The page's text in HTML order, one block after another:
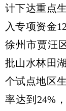
计下达重点
入专项资金
徐州市贾汪
批山水林田
个试点地区
率达到24%